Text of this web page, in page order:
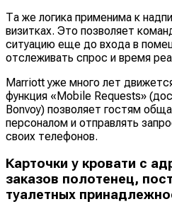
Та же логика применима к
визитках. Это позволяет
ситуацию еще до входа в
отслеживать спрос и время
Marriott уже много лет
функция «Mobile Requests»
Bonvoy) позволяет гостям
персоналом и отправлять
своих телефонов.
Карточки у кровати с
заказов полотенец,
туалетных